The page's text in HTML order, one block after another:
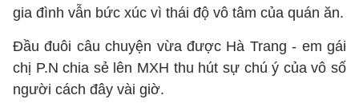
gia đình vẫn bức xúc vì thái độ vô tâm của quán ăn.
Đầu đuôi câu chuyện vừa được Hà Trang - em gái
chị P.N chia sẻ lên MXH thu hút sự chú ý của vô số
người cách đây vài giờ.